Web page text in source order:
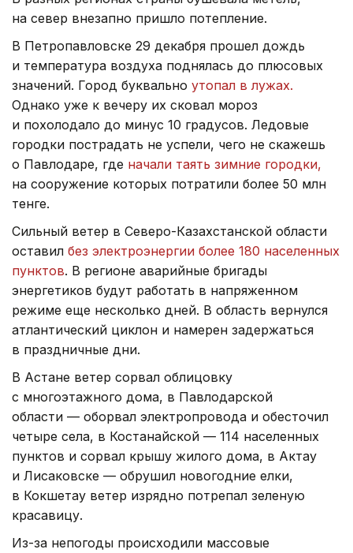
на север внезапно пришло потепление.
В Петропавловске 29 декабря прошел дождь
и температура воздуха поднялась до плюсовых
значений. Город буквально утопал в лужах.
Однако уже к вечеру их сковал мороз
и похолодало до минус 10 градусов. Ледовые
городки пострадать не успели, чего не скажешь
о Павлодаре, где начали таять зимние городки,
на сооружение которых потратили более 50 млн
тенге.
Сильный ветер в Северо-Казахстанской области
оставил без электроэнергии более 180 населенных
пунктов. В регионе аварийные бригады
энергетиков будут работать в напряженном
режиме еще несколько дней. В область вернулся
атлантический циклон и намерен задержаться
в праздничные дни.
В Астане ветер сорвал облицовку
с многоэтажного дома, в Павлодарской
области — оборвал электропровода и обесточил
четыре села, в Костанайской — 114 населенных
пунктов и сорвал крышу жилого дома, в Актау
и Лисаковске — обрушил новогодние елки,
в Кокшетау ветер изрядно потрепал зеленую
красавицу.
Из-за непогоды происходили массовые